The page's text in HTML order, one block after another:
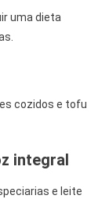
uma dieta
cozidos e tofu
integral
e leite